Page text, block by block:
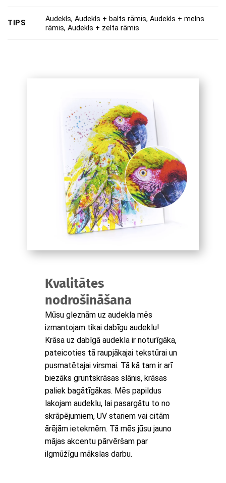
TIPS
Audekls, Audekls + balts rāmis, Audekls + melns
rāmis, Audekls + zelta rāmis
Kvalitātes
nodrošināšana
Mūsu gleznām uz audekla mēs
izmantojam tikai dabīgu audeklu!
Krāsa uz dabīgā audekla ir noturīgāka,
pateicoties tā raupjākajai tekstūrai un
pusmatētajai virsmai. Tā kā tam ir arī
biezāks gruntskrāsas slānis, krāsas
paliek bagātīgākas. Mēs papildus
lakojam audeklu, lai pasargātu to no
skrāpējumiem, UV stariem vai citām
ārējām ietekmēm. Tā mēs jūsu jauno
mājas akcentu pārvēršam par
ilgmūžīgu mākslas darbu.